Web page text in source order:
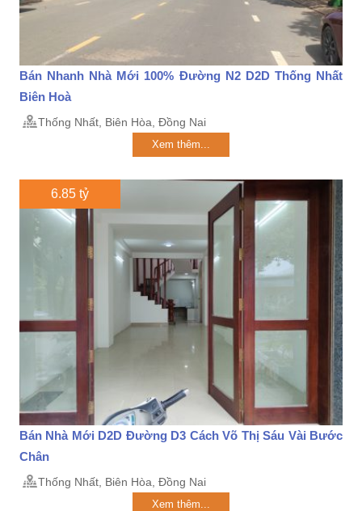
Bán Nhanh Nhà Mới 100% Đường N2 D2D Thống Nhất
Biên Hoà
Thống Nhất, Biên Hòa, Đồng Nai
Xem thêm...
6.85 tỷ
Bán Nhà Mới D2D Đường D3 Cách Võ Thị Sáu Vài Bước
Chân
Thống Nhất, Biên Hòa, Đồng Nai
Xem thêm...